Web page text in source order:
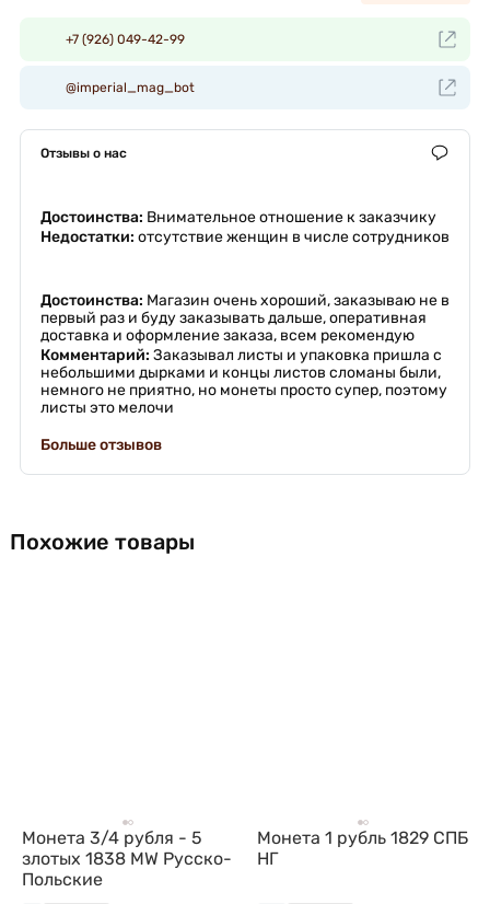
+7 (926) 049-42-99
@imperial_mag_bot
Отзывы о нас
Достоинства: Внимательное отношение к заказчику
Недостатки: отсутствие женщин в числе сотрудников
Достоинства: Магазин очень хороший, заказываю не в
первый раз и буду заказывать дальше, оперативная
доставка и оформление заказа, всем рекомендую
Комментарий: Заказывал листы и упаковка пришла с
небольшими дырками и концы листов сломаны были,
немного не приятно, но монеты просто супер, поэтому
листы это мелочи
Больше отзывов
Похожие товары
Монета 3/4 рубля - 5
злотых 1838 МW Русско-
Польские
Монета 1 рубль 1829 СПБ
НГ